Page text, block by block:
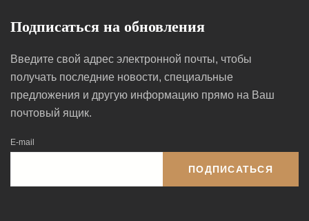
Подписаться на обновления
Введите свой адрес электронной почты, чтобы
получать последние новости, специальные
предложения и другую информацию прямо на Ваш
почтовый ящик.
E-mail
ПОДПИСАТЬСЯ